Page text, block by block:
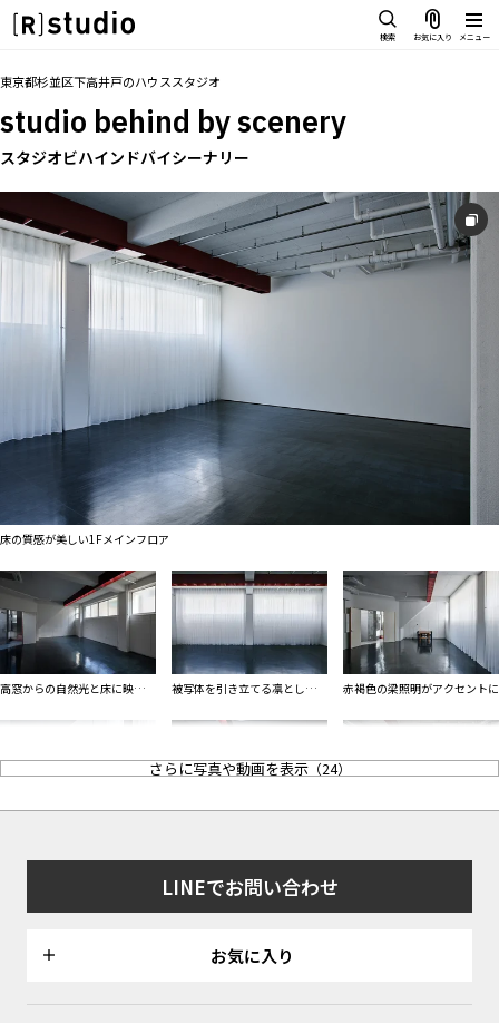
検索 お気に入り メニュー
雰囲気で探したい
SCENE
部屋ごとに写真で見比べたい
VARIATION
ひとつのスタジオであれもこれも
LOCATION
カフェやオフィスなどロケシーンも
SIZE&PRICE
広さと利用料金で探す
ALL FILTER
すべての選択肢からスタジオを探す
スタジオを探す
雰囲気で探したい
SCENE
部屋ごとに写真で見比べたい
VARIATION
ひとつのスタジオであれもこれも
LOCATION
カフェやオフィスなどロケシーンも
SIZE&PRICE
広さと利用料金で探す
スタジオ一覧
マップから探す
お気に入り
特集
[R]studioについて
お知らせ
掲載のお問い合わせ
トップ 料金 設備 オプション
東京都杉並区下高井戸のハウススタジオ
studio behind by scenery
スタジオビハインドバイシーナリー
床の質感が美しい1Fメインフロア
高窓からの自然光と床に映る陰
被写体を引き立てる凛とした撮
赤褐色の梁照明がアクセントに
立体感のある撮影も
ジオ
おすすめ
さらに写真や動画を表示（24）
LINEでお問い合わせ
お気に入り